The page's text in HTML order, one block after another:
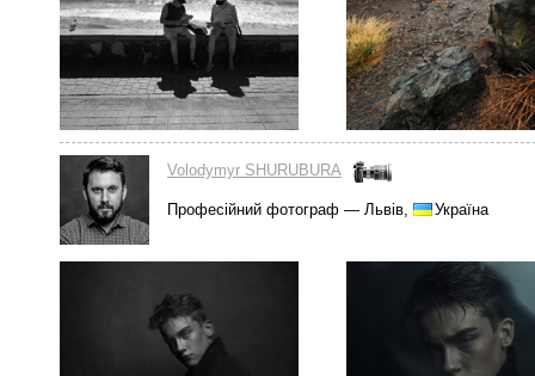
Volodymyr SHURUBURA
Професійний фотограф — Львів, Україна